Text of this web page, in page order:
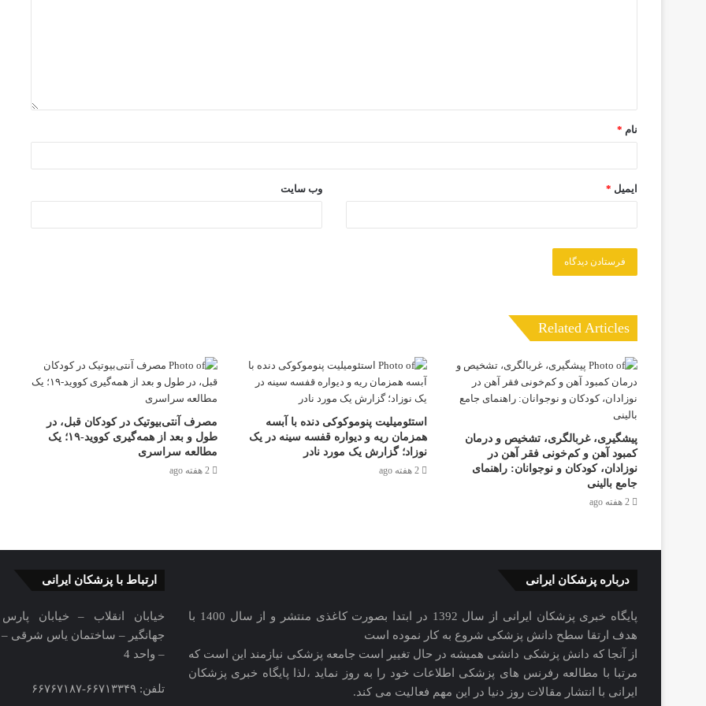
نام *
ایمیل * وب‌ سایت
Related Articles
پیشگیری، غربالگری، تشخیص و درمان
کمبود آهن و کم‌خونی فقر آهن در
نوزادان، کودکان و نوجوانان: راهنمای
جامع بالینی
2 هفته ago
استئومیلیت پنوموکوکی دنده با آبسه
همزمان ریه و دیواره قفسه سینه در یک
نوزاد؛ گزارش یک مورد نادر
2 هفته ago
مصرف آنتی‌بیوتیک در کودکان قبل، در
طول و بعد از همه‌گیری کووید-۱۹؛ یک
مطالعه سراسری
2 هفته ago
درباره پزشکان ایرانی
پایگاه خبری پزشکان ایرانی از سال 1392 در ابتدا بصورت کاغذی منتشر و از سال 1400 با
هدف ارتقا سطح دانش پزشکی شروع به کار نموده است
از آنجا که دانش پزشکی دانشی همیشه در حال تغییر است جامعه پزشکی نیازمند این است که
مرتبا با مطالعه رفرنس های پزشکی اطلاعات خود را به روز نماید ،لذا پایگاه خبری پزشکان
ایرانی با انتشار مقالات روز دنیا در این مهم فعالیت می کند.
ارتباط با پزشکان ایرانی
خیابان انقلاب – خیابان
جهانگیر – ساختمان یاس شرقی –
– واحد 4
تلفن: ۶۶۷۱۳۳۴۹-۶۶۷۶۷۱۸۷